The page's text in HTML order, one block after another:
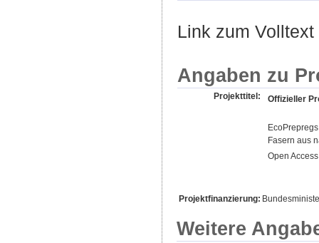
Link zum
Angaben zu
Projekttitel: Offizieller
Fasern aus
Open
Projektfinanzierung:
Weitere